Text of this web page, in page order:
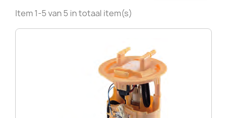
Item 1-5 van 5 in totaal item(s)